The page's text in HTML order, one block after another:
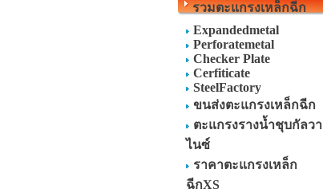
รวมตะแกรงเหล็กฉีก
Expandedmetal
Perforatemetal
Checker Plate
Cerfiticate
SteelFactory
ขนส่งตะแกรงเหล็กฉีก
ตะแกรงรางน้ำชุบกัลวา
ไนซ์
ราคาตะแกรงเหล็ก
ฉีกXS